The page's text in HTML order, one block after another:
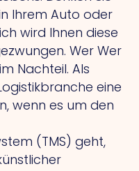
Ihrem Auto oder
wird Ihnen diese
Wer Wer
Nachteil. Als
eine
wenn es um den
(TMS) geht,